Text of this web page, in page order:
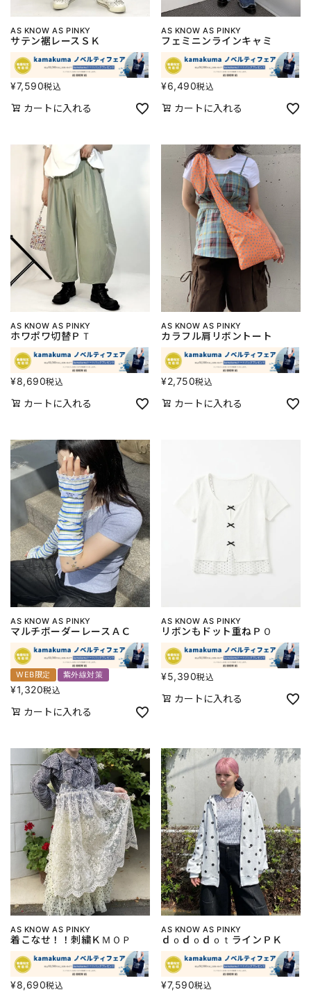
AS KNOW AS PINKY
サテン裾レースＳＫ
¥7,590税込
カートに入れる
AS KNOW AS PINKY
フェミニンラインキャミ
¥6,490税込
カートに入れる
AS KNOW AS PINKY
ホワポワ切替ＰＴ
¥8,690税込
カートに入れる
AS KNOW AS PINKY
カラフル肩リボントート
¥2,750税込
カートに入れる
AS KNOW AS PINKY
マルチボーダーレースＡＣ
WEB限定 紫外線対策
¥1,320税込
カートに入れる
AS KNOW AS PINKY
リボンもドット重ねＰＯ
¥5,390税込
カートに入れる
AS KNOW AS PINKY
着こなせ！！刺繍ＫＭＯＰ
¥8,690税込
AS KNOW AS PINKY
ｄｏｄｏｄｏｔラインＰＫ
¥7,590税込